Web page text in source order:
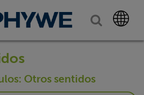
Otros sentidos